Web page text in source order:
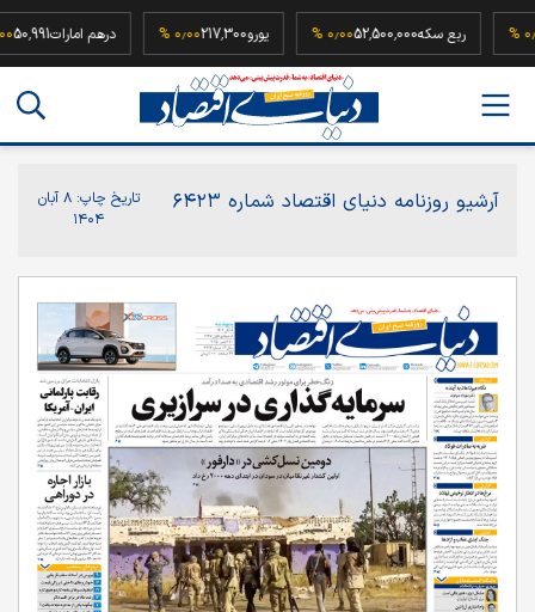
۰٫۰۰ % ربع سکه52,500,000 ۰٫۰۰ % یورو217,300 ۰٫۰۰ % درهم امارات
آرشیو روزنامه دنیای اقتصاد شماره ۶۴۲۳ تاریخ چاپ:
۸ آبان
۱۴۰۴